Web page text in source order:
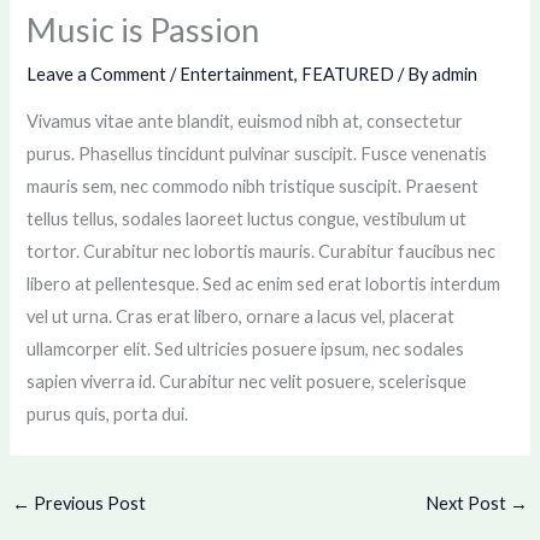
Music is Passion
Leave a Comment /Entertainment, FEATURED / Byadmin
Vivamus vitae ante blandit, euismod nibh at, consectetur
purus. Phasellus tincidunt pulvinar suscipit. Fusce venenatis
mauris sem, nec commodo nibh tristique suscipit. Praesent
tellus tellus, sodales laoreet luctus congue, vestibulum ut
tortor. Curabitur nec lobortis mauris. Curabitur faucibus nec
libero at pellentesque. Sed ac enim sed erat lobortis interdum
vel ut urna. Cras erat libero, ornare a lacus vel, placerat
ullamcorper elit. Sed ultricies posuere ipsum, nec sodales
sapien viverra id. Curabitur nec velit posuere, scelerisque
purus quis, porta dui.
← Previous Post Next Post →